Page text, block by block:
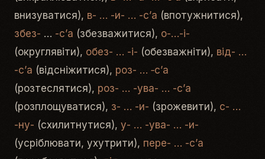
внизуватися), в- … -и- … -с’а (впотужнитися),
збез- … -с’а (збезважитися), о-…-і-
(округлявіти), обез- … -і- (обезважніти), від- …
-с’а (відсніжитися), роз- … ‑с’а
(розтеслятися), роз- … -ува- … -с’а
(розплощуватися), з- … -и- (зрожевити), с- …
-ну- (схилитнутися), у- … -ува- … -и-
(усріблювати, ухутрити), пере- … -с’а